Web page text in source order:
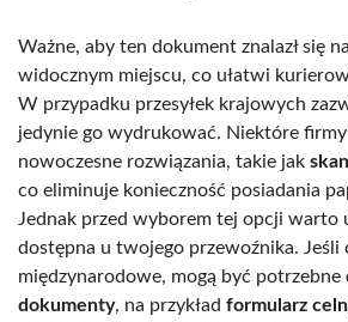
Ważne, aby ten dokument znalazł się
widocznym miejscu, co ułatwi
W przypadku przesyłek krajowych
jedynie go wydrukować. Niektóre
nowoczesne rozwiązania, takie jak
co eliminuje konieczność posiadania
Jednak przed wyborem tej opcji warto
dostępna u twojego przewoźnika. Jeśli
międzynarodowe, mogą być potrzebne
dokumenty, na przykład formularz